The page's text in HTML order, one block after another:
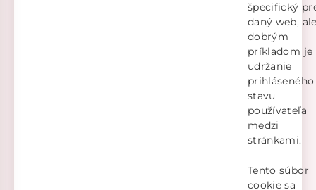
špecifický
daný web,
dobrým
príkladom je
udržanie
prihláseného
stavu
používateľa
medzi
stránkami.
Tento súbor
cookie sa